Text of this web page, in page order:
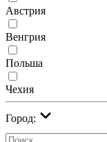
Австрия
Венгрия
Польша
Чехия
Город: